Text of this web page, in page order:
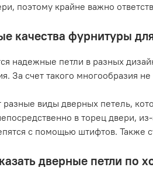
поэтому крайне важно
качества фурнитуры
надежные петли в разных
За счет такого многообразия
разные виды дверных петель,
в торец двери,
с помощью штифтов. Также
дверные петли по